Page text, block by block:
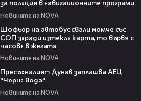
за полиция в навигационните програми
Новините на NOVA
Шофьор на автобус свали момче със
СОП заради изтекла карта, то вървя с
часове в жегата
Новините на NOVA
Пресъхналият Дунав заплашва АЕЦ
"Черна вода"
Новините на NOVA